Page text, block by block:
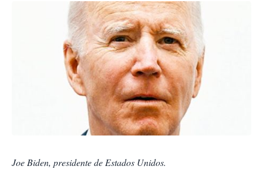
Joe Biden, presidente de Estados Unidos.